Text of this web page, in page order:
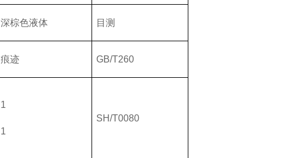
深棕色液体 目测
痕迹 GB/T260
1
1
SH/T0080